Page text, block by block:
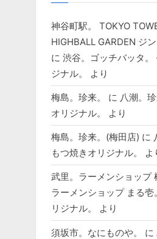
神谷町駅。 TOKYO
HIGHBALL GARDEN ジ
に 渋谷。ゴッチバッタ。
ジナル。
より
梅島。珍来。 に 八潮。
オリジナル。
より
梅島。珍来。(梅田店) に
もつ焼きオリジナル。
よ
武里。ラーメンショップ
ラーメンショップ まる壱
リジナル。
より
須坂市。なにものや。 に